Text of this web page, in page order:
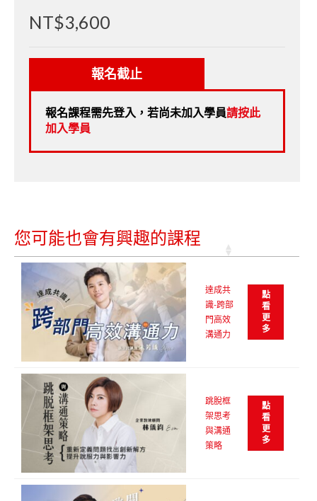
NT$3,600
報名截止
報名課程需先登入，若尚未加入學員請按此
加入學員
您可能也會有興趣的課程
達成共
識-跨部
門高效
溝通力
點
看
更
多
跳脫框
架思考
與溝通
策略
點
看
更
多